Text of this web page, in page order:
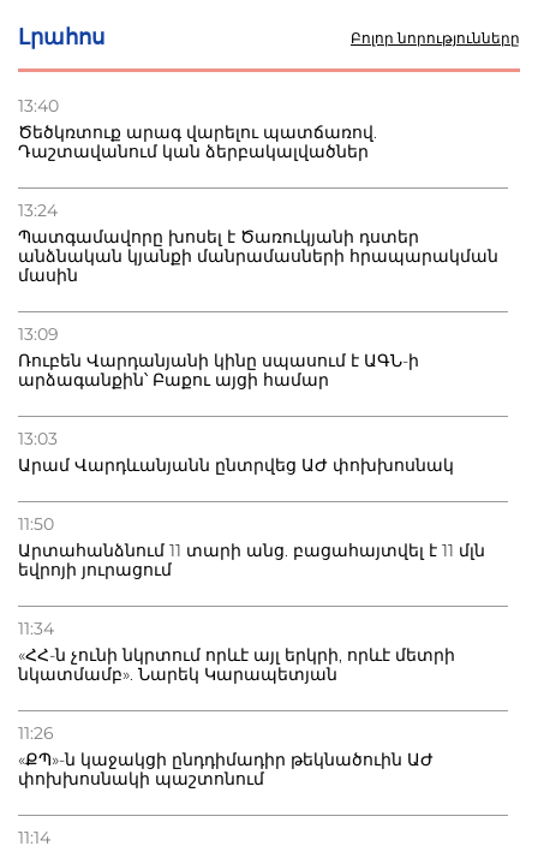
Լրահոս Բոլոր նորությունները
13:40
Ծեծկռտուք արագ վարելու պատճառով.
Դաշտավանում կան ձերբակալվածներ
13:24
Պատգամավորը խոսել է Ծառուկյանի դստեր
անձնական կյանքի մանրամասների հրապարակման
մասին
13:09
Ռուբեն Վարդանյանի կինը սպասում է ԱԳՆ-ի
արձագանքին՝ Բաքու այցի համար
13:03
Արամ Վարդևանյանն ընտրվեց ԱԺ փոխխոսնակ
11:50
Արտահանձնում 11 տարի անց. բացահայտվել է 11 մլն
եվրոյի յուրացում
11:34
«ՀՀ-ն չունի նկրտում որևէ այլ երկրի, որևէ մետրի
նկատմամբ». Նարեկ Կարապետյան
11:26
«ՔՊ»-ն կաջակցի ընդդիմադիր թեկնածուին ԱԺ
փոխխոսնակի պաշտոնում
11:14
30.07.2026
Ռուսական շուկայի ճգնաժամը՝ շանս. վարչապետը
ոլորտի արդիականացման կոչ է անում
30.07.2026
Ձկնաբույծներին կտրվի 450 մլն դրամ.
27.07.2026
Բաքվու հայ գերու վիճակը վատթարացել է. ընտանիքը